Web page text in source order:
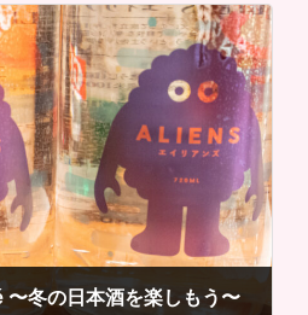
冬の日本酒を楽しもう〜